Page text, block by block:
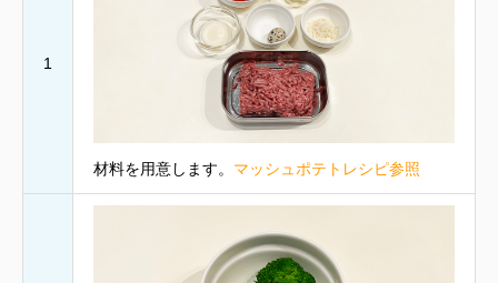
1
材料を用意します。 マッシュポテトレシピ参照